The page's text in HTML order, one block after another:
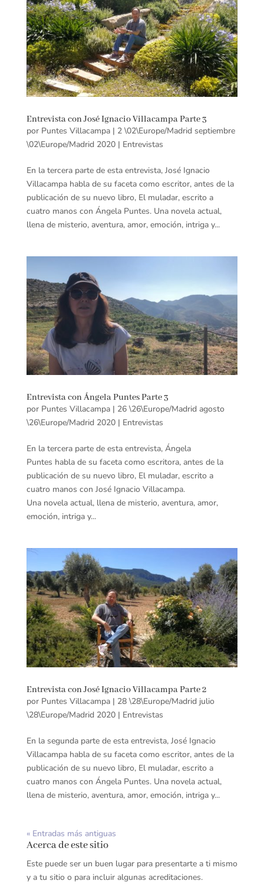
Entrevista con José Ignacio Villacampa Parte 3
por Puntes Villacampa| 2 \02\Europe/Madrid septiembre
\02\Europe/Madrid 2020| Entrevistas
En la tercera parte de esta entrevista, José Ignacio
Villacampa habla de su faceta como escritor, antes de la
publicación de su nuevo libro, El muladar, escrito a
cuatro manos con Ángela Puntes. Una novela actual,
llena de misterio, aventura, amor, emoción, intriga y...
Entrevista con Ángela Puntes Parte 3
por Puntes Villacampa| 26 \26\Europe/Madrid agosto
\26\Europe/Madrid 2020| Entrevistas
En la tercera parte de esta entrevista, Ángela
Puntes habla de su faceta como escritora, antes de la
publicación de su nuevo libro, El muladar, escrito a
cuatro manos con José Ignacio Villacampa.
Una novela actual, llena de misterio, aventura, amor,
emoción, intriga y...
Entrevista con José Ignacio Villacampa Parte 2
por Puntes Villacampa| 28 \28\Europe/Madrid julio
\28\Europe/Madrid 2020| Entrevistas
En la segunda parte de esta entrevista, José Ignacio
Villacampa habla de su faceta como escritor, antes de la
publicación de su nuevo libro, El muladar, escrito a
cuatro manos con Ángela Puntes. Una novela actual,
llena de misterio, aventura, amor, emoción, intriga y...
« Entradas más antiguas
Acerca de este sitio
Este puede ser un buen lugar para presentarte a ti mismo
y a tu sitio o para incluir algunas acreditaciones.